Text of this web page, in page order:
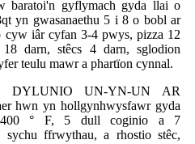
baratoi'n gyflymach gyda llai o
yn gwasanaethu 5 i 8 o bobl ar
iâr cyfan 3-4 pwys, pizza 12
darn, stêcs 4 darn, sglodion
teulu mawr a phartïon cynnal.
DYLUNIO UN-YN-UN AR
hwn yn hollgynhwysfawr gyda
° F, 5 dull coginio a 7
sychu ffrwythau, a rhostio stêc,